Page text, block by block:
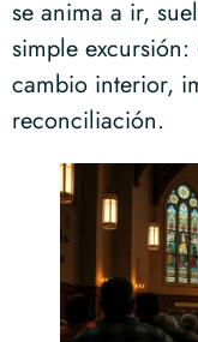
se anima a ir,
simple
cambio interior,
reconciliación.